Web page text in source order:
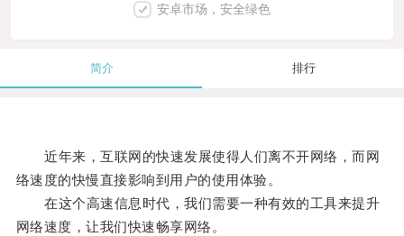
安卓市场，安全绿色
简介 排行
近年来，互联网的快速发展使得人们离不开网络，而网
络速度的快慢直接影响到用户的使用体验。
在这个高速信息时代，我们需要一种有效的工具来提升
网络速度，让我们快速畅享网络。